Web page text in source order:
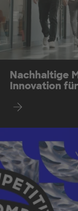
Nachhaltige
Innovation